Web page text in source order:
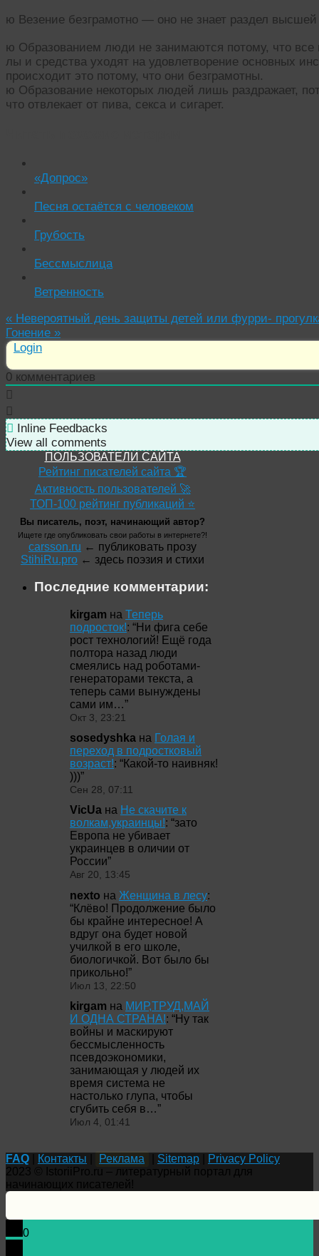
ю Везение безграмотно — оно не знает раздел
ю Образованием люди не занимаются потому, что все
лы и средства уходят на удовлетворение основных
происходит это потому, что они безграмотны.
ю Образование некоторых людей лишь раздражает,
что отвлекает от пива, секса и сигарет.
«Допрос»
Песня остаётся с человеком
Грубость
Бессмыслица
Ветренность
« Невероятный день защиты детей или фурри-
Гонение »
Login
0 комментариев
Inline Feedbacks
View all comments
ПОЛЬЗОВАТЕЛИ САЙТА
Рейтинг писателей сайта 🏆
Активность пользователей 🚀
ТОП-100 рейтинг публикаций ⭐
Вы писатель, поэт, начинающий автор?
Ищете где опубликовать свои работы в интернете?!
carsson.ru ← публиковать прозу
StihiRu.pro ← здесь поэзия и стихи
Последние комментарии:
kirgam на Теперь
подросток!: “Ни фига себе
рост технологий! Ещё года
полтора назад люди
смеялись над роботами-
генераторами текста, а
теперь сами вынуждены
сами им…”
Окт 3, 23:21
sosedyshka на Голая и
переход в подростковый
возраст!: “Какой-то наивняк!
)))”
Сен 28, 07:11
VicUa на Не скачите к
волкам,украинцы!: “зато
Европа не убивает
украинцев в оличии от
России”
Авг 20, 13:45
nexto на Женщина в лесу:
“Клёво! Продолжение было
бы крайне интересное! А
вдруг она будет новой
училкой в его школе,
биологичкой. Вот было бы
прикольно!”
Июл 13, 22:50
kirgam на МИР,ТРУД,МАЙ
И ОДНА СТРАНА!: “Ну так
войны и маскируют
бессмысленность
псевдоэкономики,
занимающая у людей их
время система не
настолько глупа, чтобы
сгубить себя в…”
Июл 4, 01:41
FAQ Контакты Реклама Sitemap
Privacy Policy
0